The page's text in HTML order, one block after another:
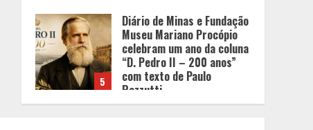
5
Diário de Minas e Fundação
Museu Mariano Procópio
celebram um ano da coluna
“D. Pedro II – 200 anos”
com texto de Paulo
Rezzutti